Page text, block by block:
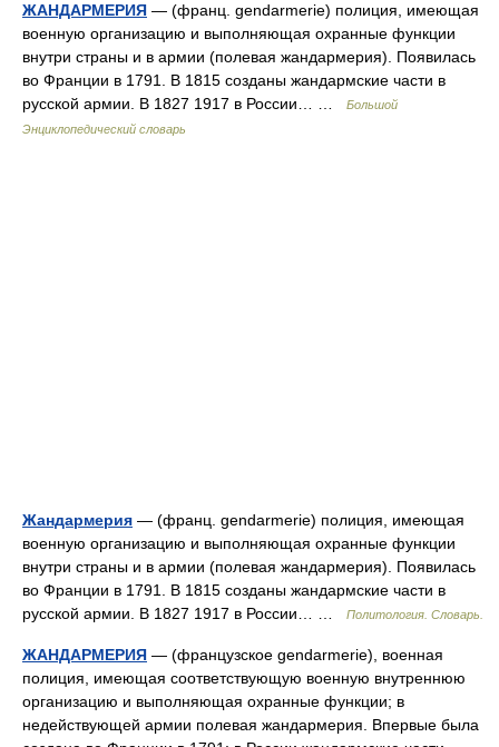
ЖАНДАРМЕРИЯ — (франц. gendarmerie) полиция, имеющая
военную организацию и выполняющая охранные функции
внутри страны и в армии (полевая жандармерия). Появилась
во Франции в 1791. В 1815 созданы жандармские части в
русской армии. В 1827 1917 в России… …
Большой
Энциклопедический словарь
Жандармерия — (франц. gendarmerie) полиция, имеющая
военную организацию и выполняющая охранные функции
внутри страны и в армии (полевая жандармерия). Появилась
во Франции в 1791. В 1815 созданы жандармские части в
русской армии. В 1827 1917 в России… …
Политология. Словарь.
ЖАНДАРМЕРИЯ — (французское gendarmerie), военная
полиция, имеющая соответствующую военную внутреннюю
организацию и выполняющая охранные функции; в
недействующей армии полевая жандармерия. Впервые была